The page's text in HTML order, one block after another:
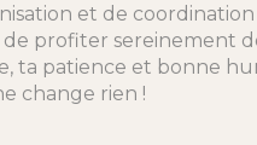
et de
profiter sereinement
ta patience et bonne
change rien !